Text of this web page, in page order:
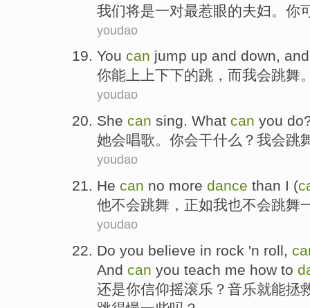
我们将是一对最惹眼的夫妇。 你
youdao
You can jump up and down, and
你能 上上下下的跳 ， 而我会跳舞
youdao
She can sing. What can you do
她会唱歌。 你会干什么 ？ 我会跳
youdao
He can no more dance than I (
他不会跳舞 ，正如我也不会跳舞
youdao
Do you believe in rock 'n roll,
And can you teach me how to
还是你信仰摇滚乐 ？ 音乐就能拯